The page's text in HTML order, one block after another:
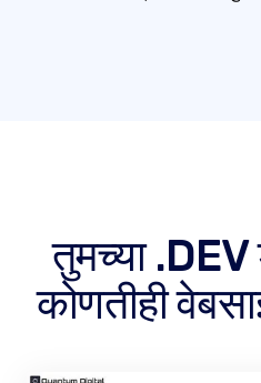
तुमच्या .DEV
कोणतीही